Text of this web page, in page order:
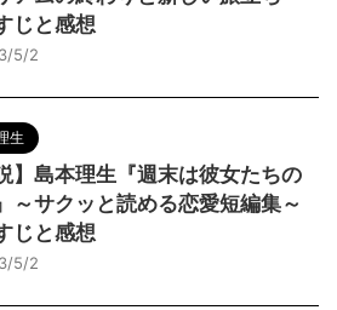
じと感想
5/2
生
】島本理生『週末は彼女たちの
～サクッと読める恋愛短編集～
じと感想
5/2